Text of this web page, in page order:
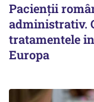
Pacienții
administrativ.
tratamentele
Europa